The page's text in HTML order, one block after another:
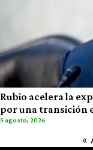
Rubio acelera la
por una transición
5 agosto, 2026
«